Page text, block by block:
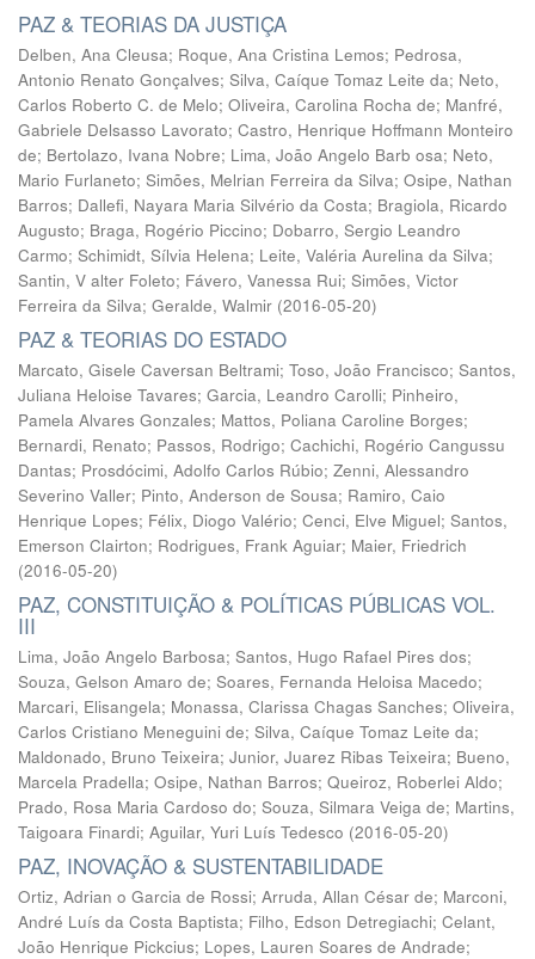
PAZ & TEORIAS DA JUSTIÇA
Delben, Ana Cleusa; Roque, Ana Cristina Lemos; Pedrosa,
Antonio Renato Gonçalves; Silva, Caíque Tomaz Leite da; Neto,
Carlos Roberto C. de Melo; Oliveira, Carolina Rocha de; Manfré,
Gabriele Delsasso Lavorato; Castro, Henrique Hoffmann Monteiro
de; Bertolazo, Ivana Nobre; Lima, João Angelo Barb osa; Neto,
Mario Furlaneto; Simões, Melrian Ferreira da Silva; Osipe, Nathan
Barros; Dallefi, Nayara Maria Silvério da Costa; Bragiola, Ricardo
Augusto; Braga, Rogério Piccino; Dobarro, Sergio Leandro
Carmo; Schimidt, Sílvia Helena; Leite, Valéria Aurelina da Silva;
Santin, V alter Foleto; Fávero, Vanessa Rui; Simões, Victor
Ferreira da Silva; Geralde, Walmir (2016-05-20)
PAZ & TEORIAS DO ESTADO
Marcato, Gisele Caversan Beltrami; Toso, João Francisco; Santos,
Juliana Heloise Tavares; Garcia, Leandro Carolli; Pinheiro,
Pamela Alvares Gonzales; Mattos, Poliana Caroline Borges;
Bernardi, Renato; Passos, Rodrigo; Cachichi, Rogério Cangussu
Dantas; Prosdócimi, Adolfo Carlos Rúbio; Zenni, Alessandro
Severino Valler; Pinto, Anderson de Sousa; Ramiro, Caio
Henrique Lopes; Félix, Diogo Valério; Cenci, Elve Miguel; Santos,
Emerson Clairton; Rodrigues, Frank Aguiar; Maier, Friedrich
(2016-05-20)
PAZ, CONSTITUIÇÃO & POLÍTICAS PÚBLICAS VOL.
III
Lima, João Angelo Barbosa; Santos, Hugo Rafael Pires dos;
Souza, Gelson Amaro de; Soares, Fernanda Heloisa Macedo;
Marcari, Elisangela; Monassa, Clarissa Chagas Sanches; Oliveira,
Carlos Cristiano Meneguini de; Silva, Caíque Tomaz Leite da;
Maldonado, Bruno Teixeira; Junior, Juarez Ribas Teixeira; Bueno,
Marcela Pradella; Osipe, Nathan Barros; Queiroz, Roberlei Aldo;
Prado, Rosa Maria Cardoso do; Souza, Silmara Veiga de; Martins,
Taigoara Finardi; Aguilar, Yuri Luís Tedesco (2016-05-20)
PAZ, INOVAÇÃO & SUSTENTABILIDADE
Ortiz, Adrian o Garcia de Rossi; Arruda, Allan César de; Marconi,
André Luís da Costa Baptista; Filho, Edson Detregiachi; Celant,
João Henrique Pickcius; Lopes, Lauren Soares de Andrade;